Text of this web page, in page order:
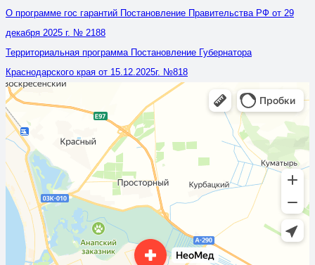
О программе гос гарантий Постановление Правительства РФ от 29
декабря 2025 г. № 2188
Территориальная программа Постановление Губернатора
Краснодарского края от 15.12.2025г. №818